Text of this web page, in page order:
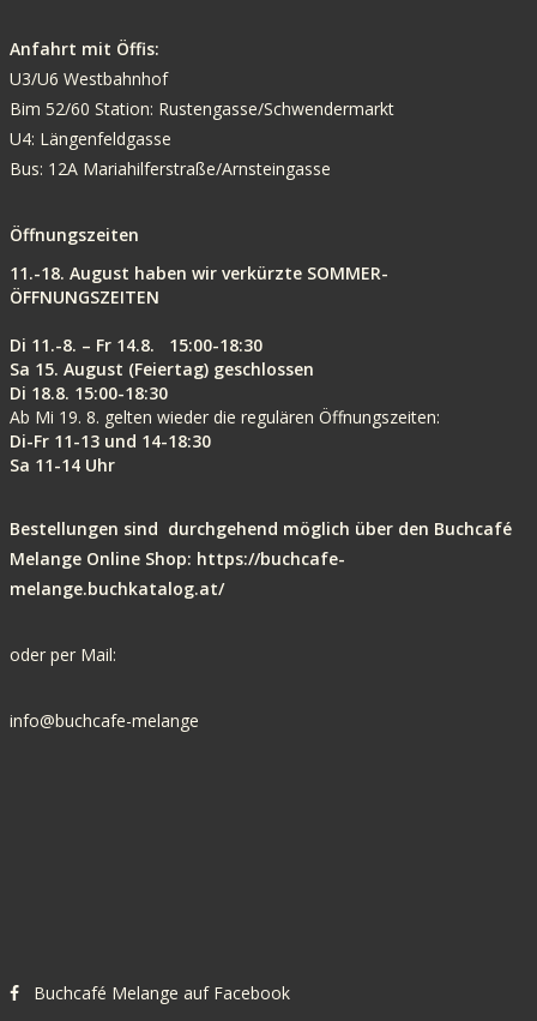
Anfahrt mit Öffis:
U3/U6 Westbahnhof
Bim 52/60 Station: Rustengasse/Schwendermarkt
U4: Längenfeldgasse
Bus: 12A Mariahilferstraße/Arnsteingasse
Öffnungszeiten
11.-18. August haben wir verkürzte SOMMER-
ÖFFNUNGSZEITEN
Di 11.-8. – Fr 14.8. 15:00-18:30
Sa 15. August (Feiertag) geschlossen
Di 18.8. 15:00-18:30
Ab Mi 19. 8. gelten wieder die regulären Öffnungszeiten:
Di-Fr 11-13 und 14-18:30
Sa 11-14 Uhr
Bestellungen sind durchgehend möglich über den Buchcafé
Melange Online Shop: https://buchcafe-
melange.buchkatalog.at/
oder per Mail:
info@buchcafe-melange
Buchcafé Melange auf Facebook